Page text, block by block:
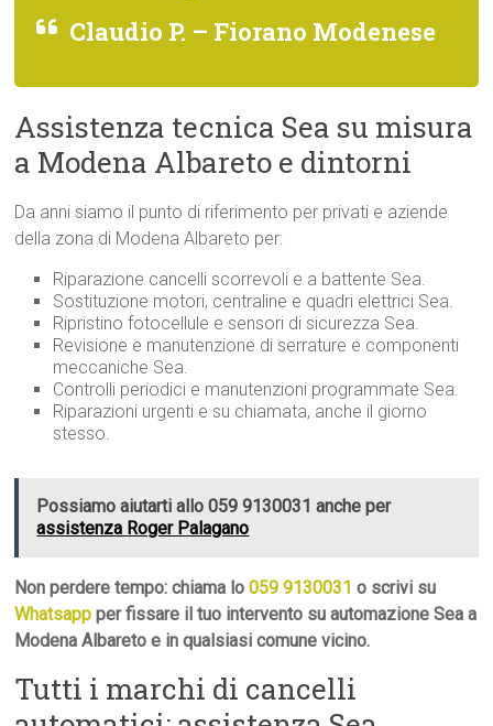
Claudio P. – Fiorano Modenese
Assistenza tecnica Sea su misura
a Modena Albareto e dintorni
Da anni siamo il punto di riferimento per privati e aziende
della zona di Modena Albareto per:
Riparazione cancelli scorrevoli e a battente Sea.
Sostituzione motori, centraline e quadri elettrici Sea.
Ripristino fotocellule e sensori di sicurezza Sea.
Revisione e manutenzione di serrature e componenti
meccaniche Sea.
Controlli periodici e manutenzioni programmate Sea.
Riparazioni urgenti e su chiamata, anche il giorno
stesso.
Possiamo aiutarti allo 059 9130031 anche per
assistenza Roger Palagano
Non perdere tempo: chiama lo059 9130031 o scrivi su
Whatsapp per fissare il tuo intervento su automazione Sea a
Modena Albareto e in qualsiasi comune vicino.
Tutti i marchi di cancelli